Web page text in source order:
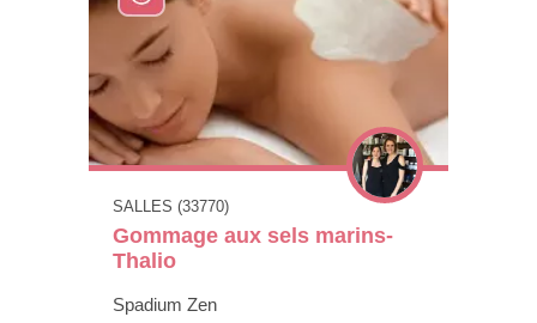
SALLES (33770)
Gommage aux sels marins-
Thalio
Spadium Zen